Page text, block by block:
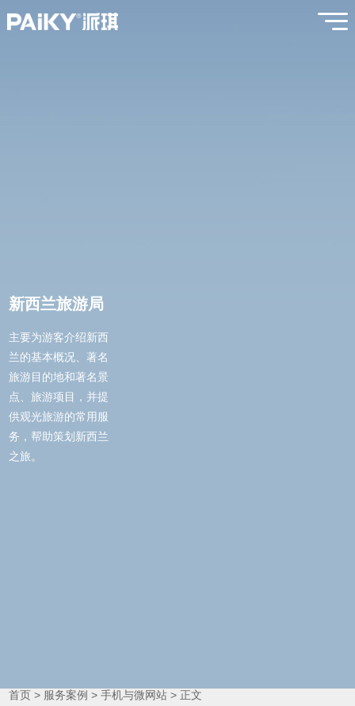
新西兰旅游局
主要为游客介绍新西
兰的基本概况、著名
旅游目的地和著名景
点、旅游项目，并提
供观光旅游的常用服
务，帮助策划新西兰
之旅。
首页 > 服务案例 >手机与微网站 > 正文